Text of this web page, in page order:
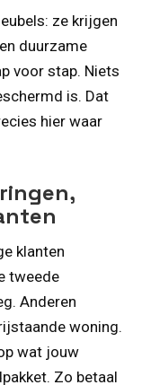
ze krijgen
duurzame
voor stap. Niets
is. Dat
hier waar
klanten
tweede
Anderen
woning.
wat jouw
Zo betaal